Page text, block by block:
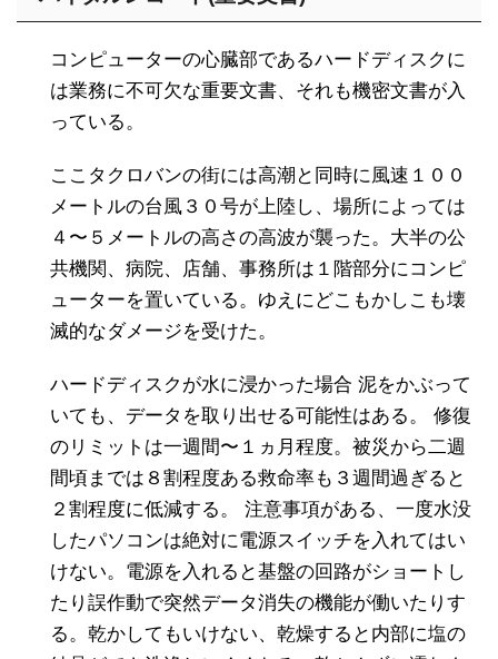
コンピューターの心臓部であるハードディスクに
は業務に不可欠な重要文書、それも機密文書が入
っている。
ここタクロバンの街には高潮と同時に風速１００
メートルの台風３０号が上陸し、場所によっては
４〜５メートルの高さの高波が襲った。大半の公
共機関、病院、店舗、事務所は１階部分にコンピ
ューターを置いている。ゆえにどこもかしこも壊
滅的なダメージを受けた。
ハードディスクが水に浸かった場合 泥をかぶって
いても、データを取り出せる可能性はある。 修復
のリミットは一週間〜１ヵ月程度。被災から二週
間頃までは８割程度ある救命率も３週間過ぎると
２割程度に低減する。 注意事項がある、一度水没
したパソコンは絶対に電源スイッチを入れてはい
けない。電源を入れると基盤の回路がショートし
たり誤作動で突然データ消失の機能が働いたりす
る。乾かしてもいけない、乾燥すると内部に塩の